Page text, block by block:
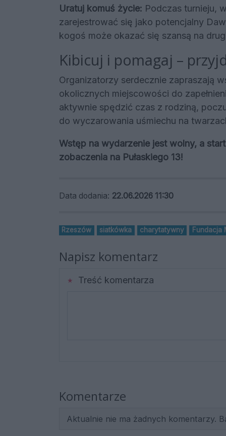
Uratuj komuś życie: Podczas turnieju,
zarejestrować się jako potencjalny
kogoś może okazać się szansą na
Kibicuj i pomagaj –
Organizatorzy serdecznie zapraszają
okolicznych miejscowości do
aktywnie spędzić czas z rodziną,
do wyczarowania uśmiechu na
Wstęp na wydarzenie jest wolny, a
zobaczenia na Pułaskiego 13!
Data dodania: 22.06.2026 11:30
Rzeszów siatkówka charytatywny Fundacja
Napisz komentarz
Treść komentarza
Komentarze
Aktualnie nie ma żadnych komentarzy.